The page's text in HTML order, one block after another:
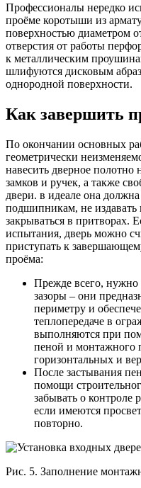
Профессионалы нередко
проёме коротыши из
поверхностью диаметром
отверстия от работы
к металлическим
шлифуются дисковым
однородной поверхности.
Как завершить
По окончании основных
геометрически
навесить дверное полотно
замков и ручек, а также
двери. в идеале она
подшипникам, не издавать
закрываться в притворах.
испытания, дверь можно
приступать к
проёма:
Прежде всего,
зазоры – они
периметру и
теплопередаче в
выполняются при
пеной и монтажного
горизонтальных и
После застывания
помощи
забывать о контроле
если имеются
повторно.
Рис. 5. Заполнение